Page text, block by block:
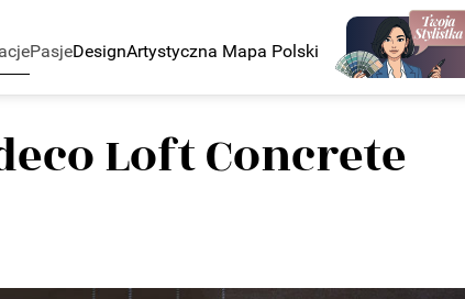
PasjeDesignArtystyczna Mapa Polski
Loft Concrete